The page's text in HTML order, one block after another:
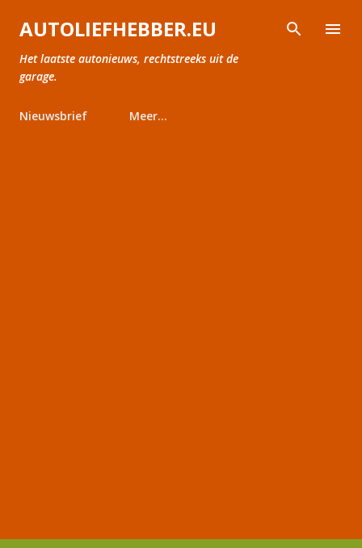
Doorgaan naar hoofdcontent
AUTOLIEFHEBBER.EU
Het laatste autonieuws, rechtstreeks uit de
garage.
Nieuwsbrief Meer…